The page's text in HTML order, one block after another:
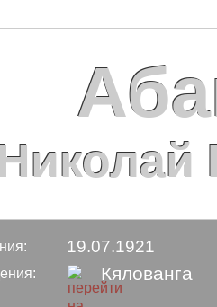
19.07.1921
Кялованга